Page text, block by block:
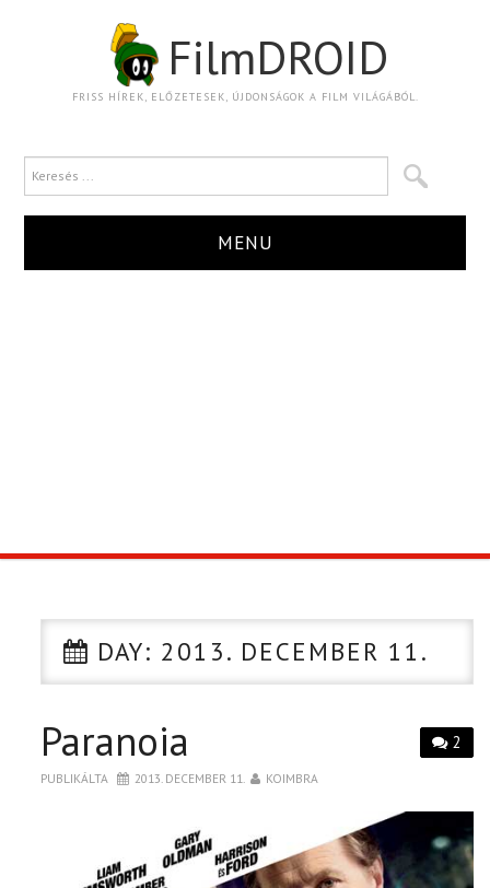
FilmDROID
FRISS HÍREK, ELŐZETESEK, ÚJDONSÁGOK A FILM VILÁGÁBÓL.
MENU
CIKK
PÓLÓ RENDELÉS
DAY: 2013. DECEMBER 11.
2
Paranoia
PUBLIKÁLTA 2013. DECEMBER 11. KOIMBRA